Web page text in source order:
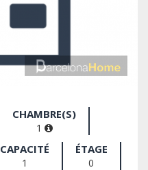
CHAMBRE(S)
1
CAPACITÉ
1
ÉTAGE
0